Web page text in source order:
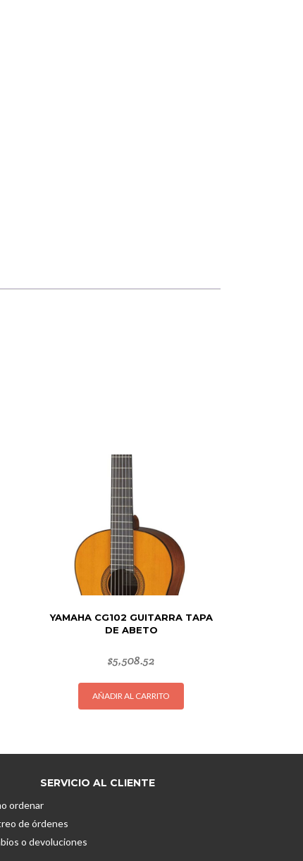
YAMAHA CG102 GUITARRA TAPA
DE ABETO
$5,508.52
AÑADIR AL CARRITO
SERVICIO AL CLIENTE
ordenar
de órdenes
o devoluciones